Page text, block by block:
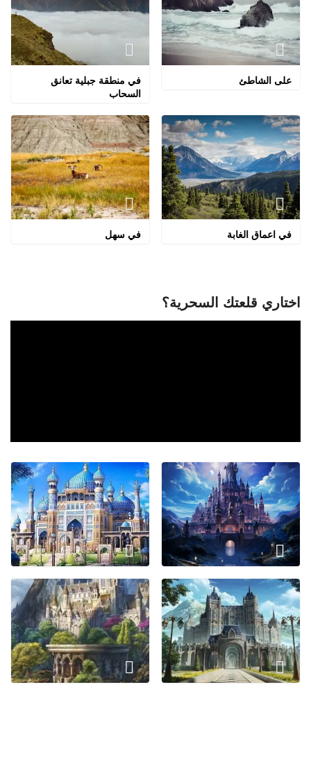
على الشاطئ
في منطقة جبلية تعانق
السحاب
في اعماق الغابة في سهل
اختاري قلعتك السحرية؟